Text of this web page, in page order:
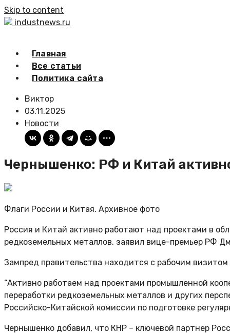
Skip to content
industnews.ru
Главная
Все статьи
Политика сайта
Виктор
03.11.2025
Новости
Чернышенко: РФ и Китай
Флаги России и Китая. Архивное фото
Россия и Китай активно работают над проектами в
редкоземельных металлов, заявил вице-премьер РФ
Зампред правительства находится с рабочим
“Активно работаем над проектами промышленной
переработки редкоземельных металлов и других
Российско-Китайской комиссии по подготовке
Чернышенко добавил, что КНР – ключевой партнер